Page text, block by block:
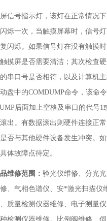
号指示灯，该灯在正常情况下
烁一次，当触摸屏幕时，信号
闪烁。如果信号灯在没有触摸
摸屏是否需要清洁；其次检查
串口号是否相符，以及计算机
盘中的COMDUMP命令，该命
后面加上空格及串口的代号1
出。有数据滚出则硬件连接正
否与其他硬件设备发生冲突。
体故障点待定。
维修范围： 验光仪维修、分光光
、气相色谱仪、安*激光扫描仪
质量检测仪器维修、电子测量
检测仪器维修。比例阀维修、